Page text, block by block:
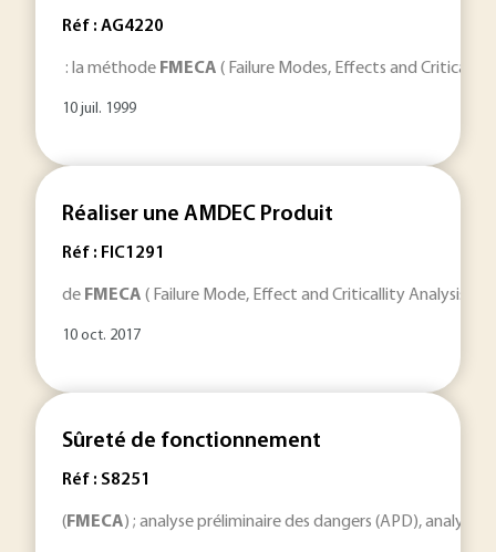
Réf : AG4220
: la méthode FMECA ( Failure Modes, Effects and
10 juil. 1999
Réaliser une AMDEC Produit
Réf : FIC1291
de FMECA ( Failure Mode, Effect and Criticallity Analysis ).
10 oct. 2017
Sûreté de fonctionnement
Réf : S8251
(FMECA) ; analyse préliminaire des dangers (APD), analyse